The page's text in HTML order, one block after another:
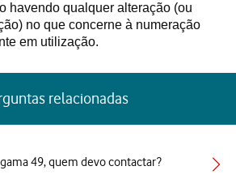
havendo qualquer alteração (ou
no que concerne à numeração
em utilização.
relacionadas
49, quem devo contactar?